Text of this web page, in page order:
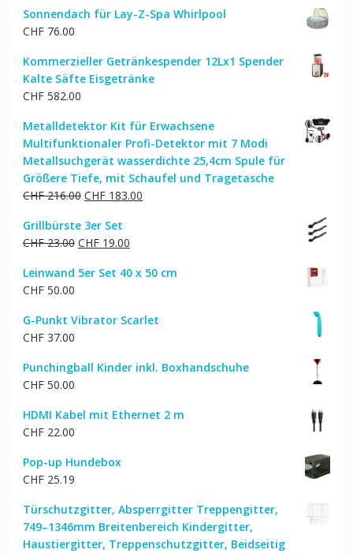
Sonnendach für Lay-Z-Spa Whirlpool
CHF76.00
Kommerzieller Getränkespender 12Lx1 Spender
Kalte Säfte Eisgetränke
CHF582.00
Metalldetektor Kit für Erwachsene
Multifunktionaler Profi-Detektor mit 7 Modi
Metallsuchgerät wasserdichte 25,4cm Spule für
Größere Tiefe, mit Schaufel und Tragetasche
CHF216.00 Ursprünglicher
war:
CHF 216.00
CHF183.00Aktueller
Grillbürste 3er Set
CHF23.00 Ursprünglicher
war:
CHF19.00Aktueller
ist:
Leinwand 5er Set 40 x 50 cm
CHF50.00
G-Punkt Vibrator Scarlet
CHF37.00
Punchingball Kinder inkl. Boxhandschuhe
CHF50.00
HDMI Kabel mit Ethernet 2 m
CHF22.00
Pop-up Hundebox
CHF25.19
Türschutzgitter, Absperrgitter Treppengitter,
749–1346mm Breitenbereich Kindergitter,
Haustiergitter, Treppenschutzgitter, Beidseitig